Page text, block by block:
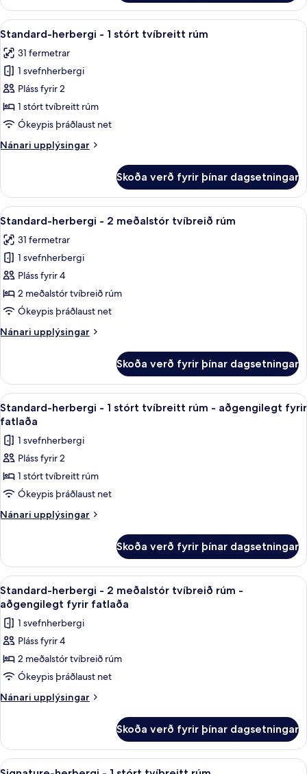
-
borgarsýn
Skoða
allar
myndir
fyrir
Standard-
herbergi
-
stórt
1 svefnherbergi, rúmföt af bestu
5
Standard-herbergi - 1 stórt tvíbreitt rúm
31 fermetrar
1 svefnherbergi
Pláss fyrir 2
1 stórt tvíbreitt rúm
Ókeypis þráðlaust net
Nánari upplýsingar
Nánari
herbergi
1
tvíbreitt
rúm
Skoða verð fyrir þínar dagsetningar
Skoða
allar
myndir
fyrir
Standard-
herbergi
-
meðalstór
1 svefnherbergi, rúmföt af bestu
7
Standard-herbergi - 2 meðalstór tvíbreið rúm
31 fermetrar
1 svefnherbergi
Pláss fyrir 4
2 meðalstór tvíbreið rúm
Ókeypis þráðlaust net
Nánari upplýsingar
Nánari
herbergi
2
meðalstór
rúm
Skoða verð fyrir þínar dagsetningar
Skoða
allar
myndir
fyrir
Standard-
herbergi
-
1
rúm
aðgengilegt
fyrir
fatlaða
1 svefnherbergi, rúmföt af bestu
5
Standard-herbergi - 1 stórt tvíbreitt rúm - aðgengilegt fyrir
fatlaða
1 svefnherbergi
Pláss fyrir 2
1 stórt tvíbreitt rúm
Ókeypis þráðlaust net
Nánari upplýsingar
Nánari
herbergi
1
stórt
tvíbreitt
rúm
aðgengilegt
fyrir
fatlaða
Skoða verð fyrir þínar dagsetningar
Skoða
allar
myndir
fyrir
Standard-
herbergi
-
2
rúm
1 svefnherbergi, rúmföt af bestu
7
Standard-herbergi - 2 meðalstór tvíbreið rúm -
aðgengilegt fyrir fatlaða
1 svefnherbergi
Pláss fyrir 4
2 meðalstór tvíbreið rúm
Ókeypis þráðlaust net
Nánari upplýsingar
Nánari
herbergi
2
Skoða verð fyrir þínar dagsetningar
Skoða
1 svefnherbergi, rúmföt af bestu
4